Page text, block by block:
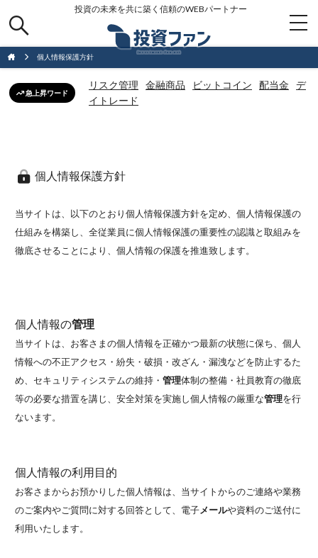
投資の未来を共に築く信頼のWEBパートナー
個人情報保護方針
急上昇ワード
リスク管理 金融商品 ビットコイン 配当金
デ
イトレード
個人情報保護方針
当サイトは、以下のとおり個人情報保護方針を定め、個人情報保護の
仕組みを構築し、全従業員に個人情報保護の重要性の認識と取組みを
徹底させることにより、個人情報の保護を推進致します。
個人情報の管理
当サイトは、お客さまの個人情報を正確かつ最新の状態に保ち、個人
情報への不正アクセス・紛失・破損・改ざん・漏洩などを防止するた
め、セキュリティシステムの維持・ 管理体制の整備・社員教育の徹底
等の必要な措置を講じ、安全対策を実施し個人情報の厳重な管理を行
ないます。
個人情報の利用目的
お客さまからお預かりした個人情報は、当サイトからのご連絡や業務
のご案内やご質問に対する回答として、電子メールや資料のご送付に
利用いたします。